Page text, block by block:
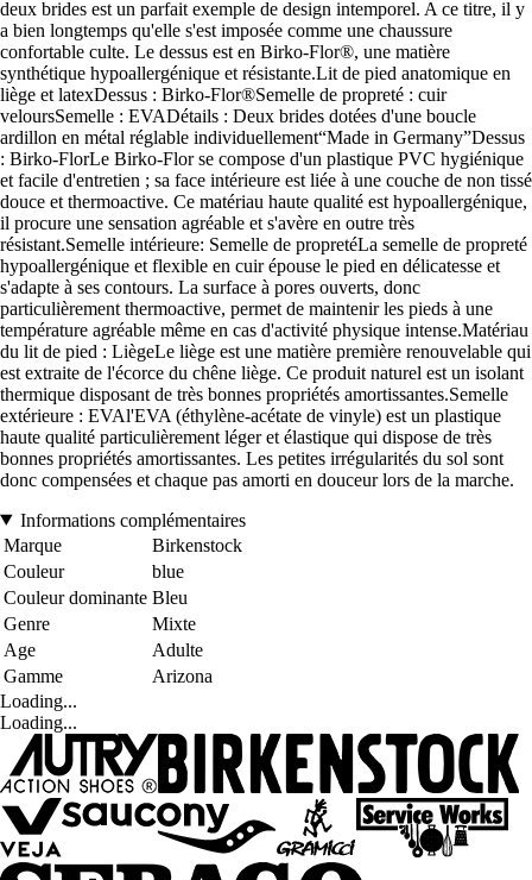
deux brides est un parfait exemple de design intemporel. A ce titre, il y
a bien longtemps qu'elle s'est imposée comme une chaussure
confortable culte. Le dessus est en Birko-Flor®, une matière
synthétique hypoallergénique et résistante.Lit de pied anatomique en
liège et latexDessus : Birko-Flor®Semelle de propreté : cuir
veloursSemelle : EVADétails : Deux brides dotées d'une boucle
ardillon en métal réglable individuellement“Made in Germany”Dessus
: Birko-FlorLe Birko-Flor se compose d'un plastique PVC hygiénique
et facile d'entretien ; sa face intérieure est liée à une couche de non tissé
douce et thermoactive. Ce matériau haute qualité est hypoallergénique,
il procure une sensation agréable et s'avère en outre très
résistant.Semelle intérieure: Semelle de propretéLa semelle de propreté
hypoallergénique et flexible en cuir épouse le pied en délicatesse et
s'adapte à ses contours. La surface à pores ouverts, donc
particulièrement thermoactive, permet de maintenir les pieds à une
température agréable même en cas d'activité physique intense.Matériau
du lit de pied : LiègeLe liège est une matière première renouvelable qui
est extraite de l'écorce du chêne liège. Ce produit naturel est un isolant
thermique disposant de très bonnes propriétés amortissantes.Semelle
extérieure : EVAl'EVA (éthylène-acétate de vinyle) est un plastique
haute qualité particulièrement léger et élastique qui dispose de très
bonnes propriétés amortissantes. Les petites irrégularités du sol sont
donc compensées et chaque pas amorti en douceur lors de la marche.
Informations complémentaires
Marque
Birkenstock
Couleur
blue
Couleur dominante Bleu
Genre
Mixte
Age
Adulte
Gamme
Arizona
Loading...
Loading...